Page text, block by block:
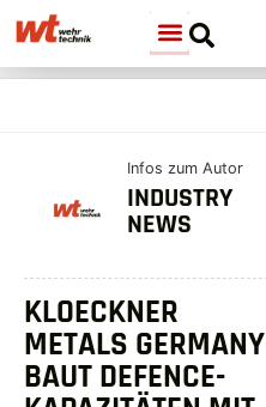
Infos zum Autor
INDUSTRY
NEWS
KLOECKNER
METALS GERMANY
BAUT DEFENCE-